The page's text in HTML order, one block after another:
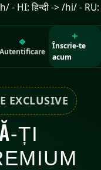
- HI: हिन्दी -> /hi/ - RU:
⎆
Autentificare
＋
Înscrie-te
acum
EXCLUSIVE
ȚI